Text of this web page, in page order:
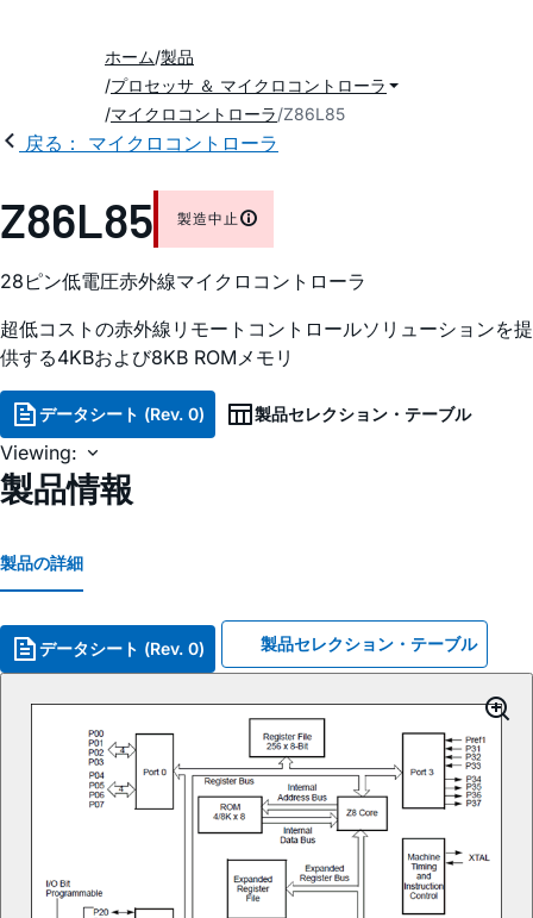
ホーム 製品
プロセッサ ＆ マイクロコントローラ
マイクロコントローラ Z86L85
戻る： マイクロコントローラ
Z86L85 製造中止
28ピン低電圧赤外線マイクロコントローラ
超低コストの赤外線リモートコントロールソリューションを提
供する4KBおよび8KB ROMメモリ
データシート (Rev. 0) 製品セレクション・テーブル
Viewing:
製品情報
製品の詳細
データシート (Rev. 0) 製品セレクション・テーブル